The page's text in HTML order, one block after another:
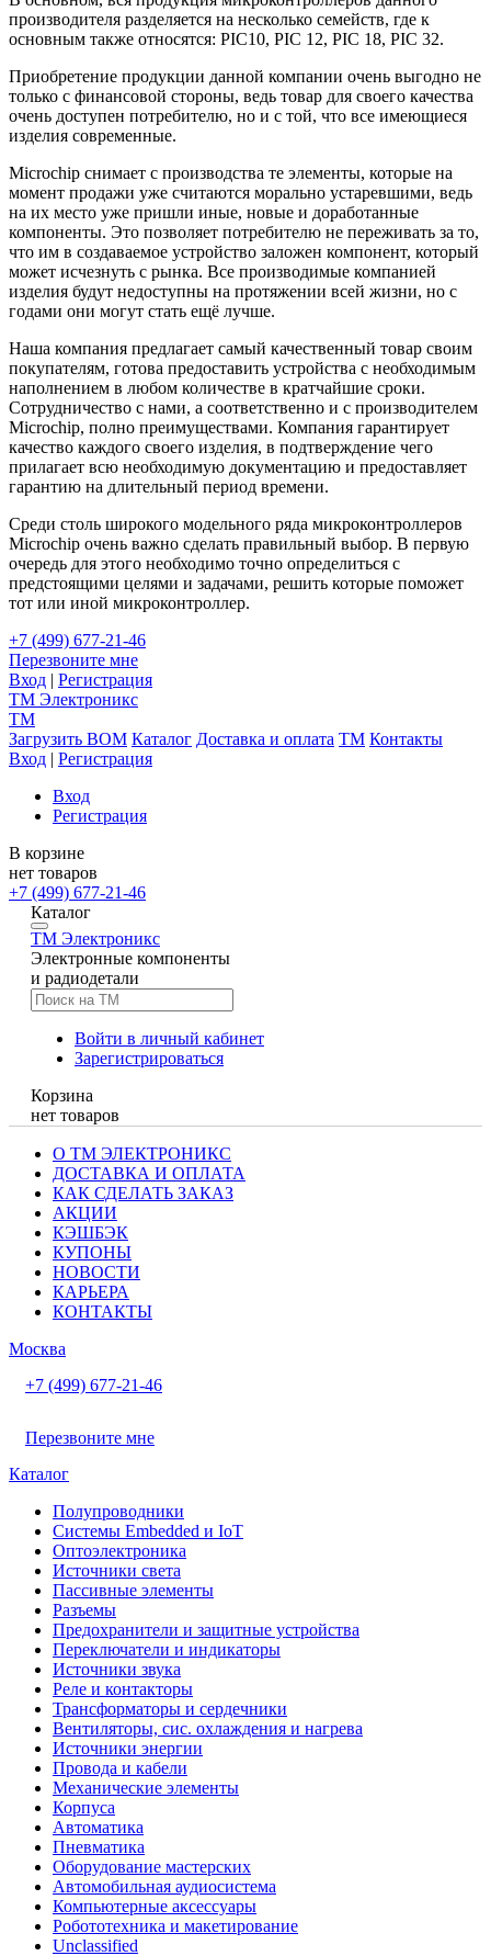
производителя разделяется на несколько семейств, где к
основным также относятся: PIC10, PIC 12, PIC 18, PIC 32.
Приобретение продукции данной компании очень выгодно не
только с финансовой стороны, ведь товар для своего качества
очень доступен потребителю, но и с той, что все имеющиеся
изделия современные.
Miсrochip снимает с производства те элементы, которые на
момент продажи уже считаются морально устаревшими, ведь
на их место уже пришли иные, новые и доработанные
компоненты. Это позволяет потребителю не переживать за то,
что им в создаваемое устройство заложен компонент, который
может исчезнуть с рынка. Все производимые компанией
изделия будут недоступны на протяжении всей жизни, но с
годами они могут стать ещё лучше.
Наша компания предлагает самый качественный товар своим
покупателям, готова предоставить устройства с необходимым
наполнением в любом количестве в кратчайшие сроки.
Сотрудничество с нами, а соответственно и с производителем
Miсrochip, полно преимуществами. Компания гарантирует
качество каждого своего изделия, в подтверждение чего
прилагает всю необходимую документацию и предоставляет
гарантию на длительный период времени.
Среди столь широкого модельного ряда микроконтроллеров
Miсrochip очень важно сделать правильный выбор. В первую
очередь для этого необходимо точно определиться с
предстоящими целями и задачами, решить которые поможет
тот или иной микроконтроллер.
+7 (499) 677-21-46
Перезвоните мне
Вход | Регистрация
TM Электроникс
TM
Загрузить BOM Каталог Доставка и оплата TM Контакты
Вход | Регистрация
Вход
Регистрация
В корзине
нет товаров
+7 (499) 677-21-46
Каталог
TM Электроникс
Электронные компоненты
и радиодетали
Войти в личный кабинет
Зарегистрироваться
Корзина
нет товаров
О ТМ ЭЛЕКТРОНИКС
ДОСТАВКА И ОПЛАТА
КАК СДЕЛАТЬ ЗАКАЗ
АКЦИИ
КЭШБЭК
КУПОНЫ
НОВОСТИ
КАРЬЕРА
КОНТАКТЫ
Москва
+7 (499) 677-21-46
Перезвоните мне
Каталог
Полупроводники
Системы Embedded и IoT
Oптоэлектроника
Источники света
Пассивные элементы
Разъeмы
Предохранители и защитные устройства
Переключатели и индикаторы
Источники звука
Реле и контакторы
Трансформаторы и сердечники
Вентиляторы, сис. охлаждения и нагрева
Источники энергии
Провода и кабели
Механические элементы
Корпуса
Автоматика
Пневматика
Оборудование мастерских
Автомобильная аудиосистема
Компьютерные аксессуары
Робототехника и макетирование
Unclassified